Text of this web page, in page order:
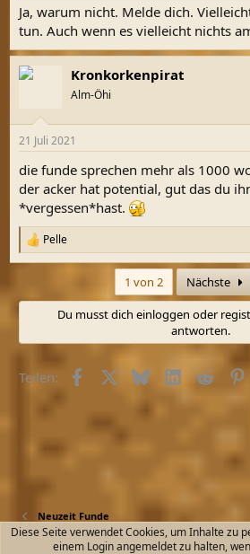
Ja, warum nicht. Melde dich.
tun. Auch wenn es vielleicht nichts
Kronkorkenpirat
Alm-Öhi
21 Juli 2021
die funde sprechen mehr als 1000
der acker hat potential, gut das du
*vergessen*hast.
R
e
t
n
n
Pelle
1 von 2 Nächste
Du musst dich einloggen oder
antworten.
Teilen: FacebookX (Twitter)
BlueskyLinkedInReddit
Neuzeit Funde
Diese Seite verwendet Cookies, um Inhalte zu
einem Login angemeldet zu halten,